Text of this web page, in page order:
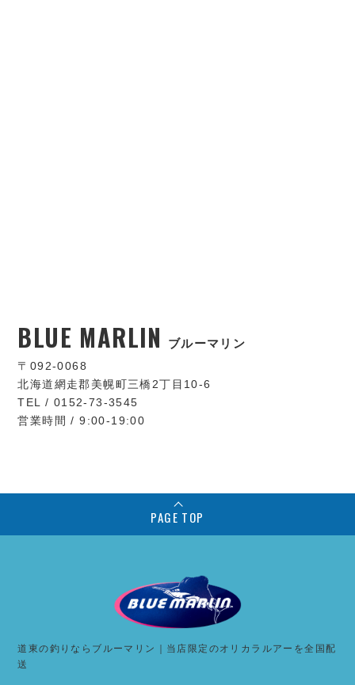
BLUE MARLIN ブルーマリン
〒092-0068
北海道網走郡美幌町三橋2丁目10-6
TEL / 0152-73-3545
営業時間 / 9:00-19:00
PAGE TOP
道東の釣りならブルーマリン｜当店限定のオリカラルアーを全国配
送